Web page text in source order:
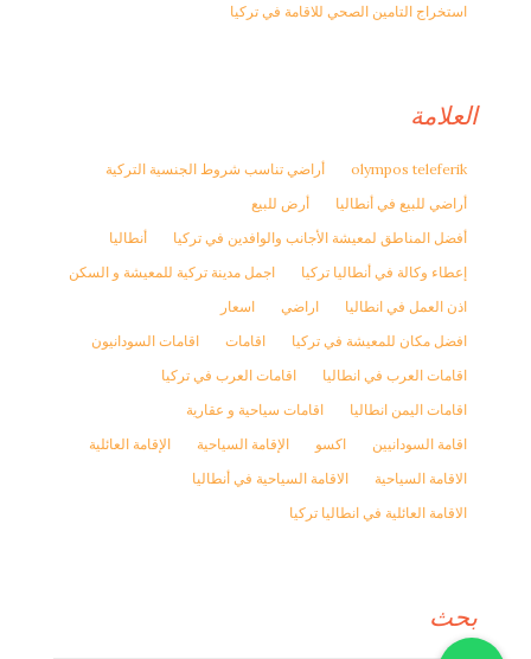
استخراج التامين الصحي للاقامة في تركيا
العلامة
olympos teleferik
أراضي تناسب شروط الجنسية التركية
أراضي للبيع في أنطاليا
أرض للبيع
أفضل المناطق لمعيشة الأجانب والوافدين في تركيا
أنطاليا
إعطاء وكالة في أنطاليا تركيا
اجمل مدينة تركية للمعيشة و السكن
اذن العمل في انطاليا
اراضي
اسعار
افضل مكان للمعيشة في تركيا
اقامات
اقامات السودانيون
اقامات العرب في انطاليا
اقامات العرب في تركيا
اقامات اليمن انطاليا
اقامات سياحية و عقارية
اقامة السودانيين
اكسو الإقامة السياحية
الإقامة العائلية
الاقامة السياحية
الاقامة السياحية في أنطاليا
الاقامة العائلية في انطاليا تركيا
بحث